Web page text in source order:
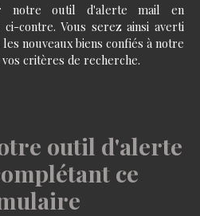
notre outil d'alerte mail en
contre. Vous serez ainsi averti
nouveaux biens confiés à notre
critères de recherche.
outil d'alerte
ce